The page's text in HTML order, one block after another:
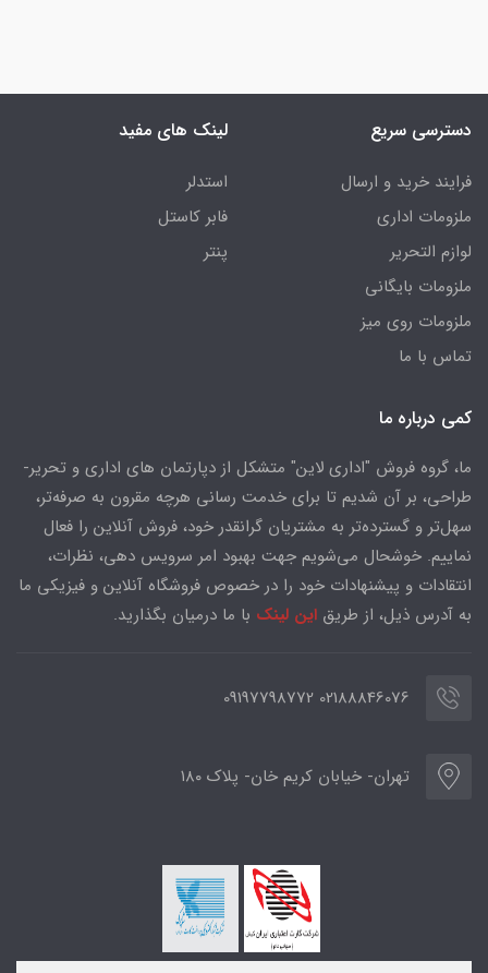
دسترسی سریع
فرایند خرید و ارسال
ملزومات اداری
لوازم التحریر
ملزومات بایگانی
ملزومات روی میز
تماس با ما
لینک های مفید
استدلر
فابر کاستل
پنتر
کمی درباره ما
ما، گروه فروش "اداری لاین" متشکل از دپارتمان های اداری و تحریر-
طراحی، بر آن شدیم تا برای خدمت رسانی هرچه مقرون به صرفه‌تر،
سهل‌تر و گسترده‌تر به مشتریان گرانقدر خود، فروش آنلاین را فعال
نماییم. خوشحال می‌شویم جهت بهبود امر سرویس دهی، نظرات،
انتقادات و پیشنهادات خود را در خصوص فروشگاه آنلاین و فیزیکی ما
به آدرس ذیل، از طریق این لینک با ما درمیان بگذارید.
02188846076 09197798772
تهران- خیابان کریم خان- پلاک ۱۸۰